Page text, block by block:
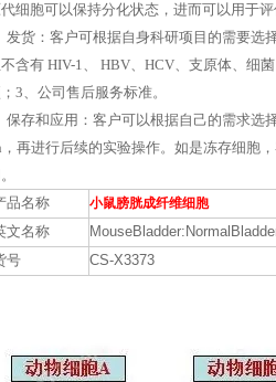
细胞可以保持分化状态，进而可以用于
货：客户可根据自身科研项目的需要选
不含有 HIV-1、 HBV、HCV、支原体、细
3、公司售后服务标准。
存和应用：客户可以根据自己的需求选
再进行后续的实验操作。如是冻存细胞
品名称
小鼠膀胱成纤维细胞
文名称
号
CS-X3373